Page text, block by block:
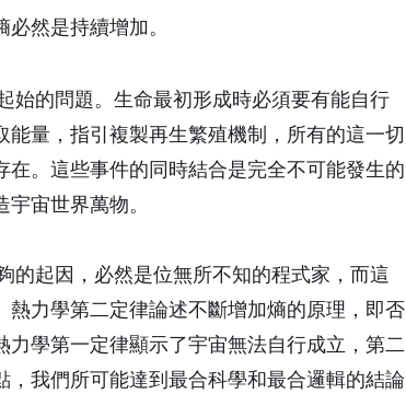
必然是持續增加。
量，指引複製再生繁殖機制，所有的這一切
。這些事件的同時結合是完全不可能發生的
宇宙世界萬物。
的起因，必然是位無所不知的程式家，而這
力學第二定律論述不斷增加熵的原理， 即否
學第一定律顯示了宇宙無法自行成立，第二
我們所可能達到最合科學和最合邏輯的結論